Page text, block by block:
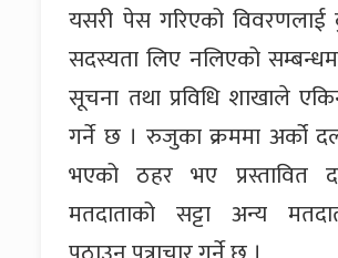
यसरी पेस गरिएको
सदस्यता लिए नलिएको
सूचना तथा प्रविधि शाखाले
गर्ने छ । रुजुका क्रममा अर्को
भएको ठहर भए प्रस्तावित
मतदाताको सट्टा अन्य